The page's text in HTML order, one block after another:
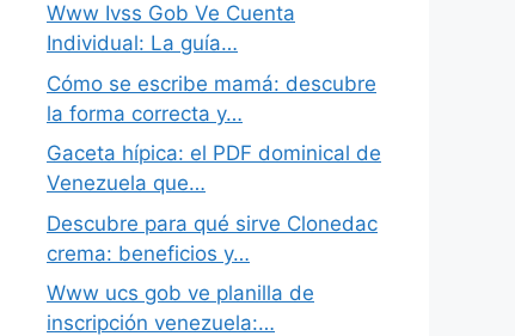
Www Ivss Gob Ve Cuenta
Individual: La guía…
Cómo se escribe mamá: descubre
la forma correcta y…
Gaceta hípica: el PDF dominical de
Venezuela que…
Descubre para qué sirve Clonedac
crema: beneficios y…
Www ucs gob ve planilla de
inscripción venezuela:…